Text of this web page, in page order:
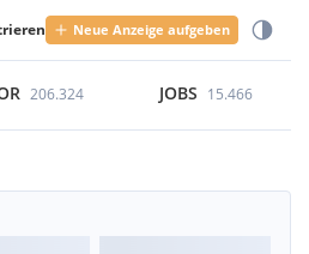
Neue Anzeige aufgeben
206.324 JOBS 15.466